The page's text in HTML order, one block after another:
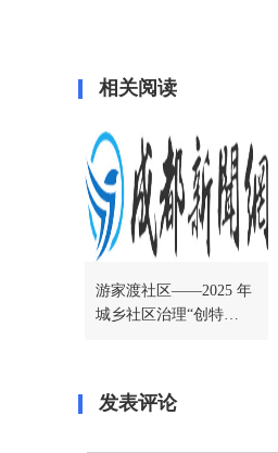
相关阅读
游家渡社区——2025 年
城乡社区治理“创特
发表评论